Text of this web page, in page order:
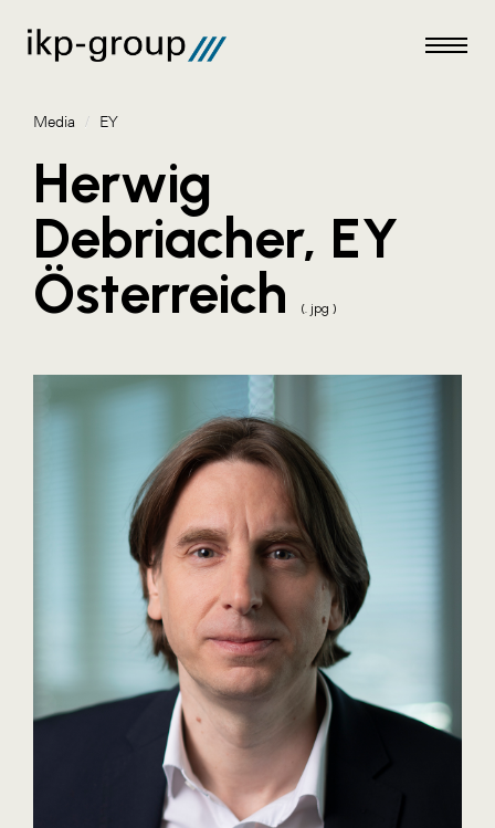
Meldungen
Media
Amazon Web Services
Artweger
Bundesverband Sonnenschutztechnik
Bühl Center
Cineplexx
Colmobil Austria
Essity (SCA)
Media / EY
Herwig
Debriacher, EY
Österreich
(. jpg )